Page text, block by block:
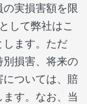
実損害額を限
して弊社はこ
ます。ただ
別損害、将来の
ついては、賠
す。なお、当